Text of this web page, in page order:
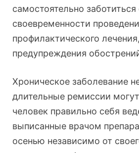
самостоятельно заботиться
своевременности
профилактического лечения,
предупреждения
Хроническое заболевание
длительные ремиссии
человек правильно себя
выписанные врачом
осенью независимо от